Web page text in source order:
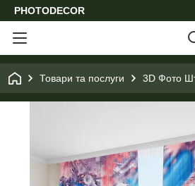
PHOTODECOR
Товари та послуги 3D Фото